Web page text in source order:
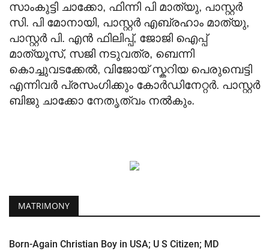
സാംകുട്ടി ചാക്കോ, ഫിന്നി പി മാത്യു, പാസ്റ്റർ
സി. പി മോനായി, പാസ്റ്റർ എബ്രഹാം മാത്യു,
പാസ്റ്റർ പി. എൻ ഫിലിപ്പ്, ജോജി ഐപ്പ്
മാത്യൂസ്, സജി നടുവത്ര, ബെന്നി
കൊച്ചുവടക്കേൽ, വിജോയ് സ്കറിയ പെരുമ്പെട്ടി
എന്നിവർ പ്രസംഗിക്കും കോർഡിനേറ്റർ. പാസ്റ്റർ
ബിജു ചാക്കോ നേതൃത്വം നൽകും.
MATRIMONY
Born-Again Christian Boy in USA; U S Citizen; MD